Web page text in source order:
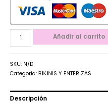
Añadir al carrito
SKU: N/D
Categoría: BIKINIS Y ENTERIZAS
Descripción